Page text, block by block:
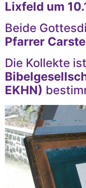
Lixfeld um
Beide
Pfarrer
Die Kollekte
EKHN)